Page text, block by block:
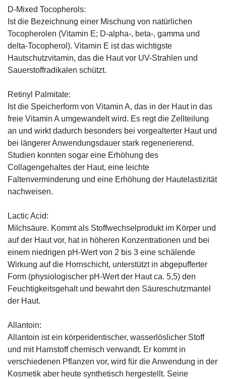
D-Mixed Tocopherols:
Ist die Bezeichnung einer Mischung von natürlichen
Tocopherolen (Vitamin E; D-alpha-, beta-, gamma und
delta-Tocopherol). Vitamin E ist das wichtigste
Hautschutzvitamin, das die Haut vor UV-Strahlen und
Sauerstoffradikalen schützt.
Retinyl Palmitate:
Ist die Speicherform von Vitamin A, das in der Haut in das
freie Vitamin A umgewandelt wird. Es regt die Zellteilung
an und wirkt dadurch besonders bei vorgealterter Haut und
bei längerer Anwendungsdauer stark regenerierend.
Studien konnten sogar eine Erhöhung des
Collagengehaltes der Haut, eine leichte
Faltenverminderung und eine Erhöhung der Hautelastizität
nachweisen.
Lactic Acid:
Milchsäure. Kommt als Stoffwechselprodukt im Körper und
auf der Haut vor, hat in höheren Konzentrationen und bei
einem niedrigen pH-Wert von 2 bis 3 eine schälende
Wirkung auf die Hornschicht, unterstützt in abgepufferter
Form (physiologischer pH-Wert der Haut ca. 5,5) den
Feuchtigkeitsgehalt und bewahrt den Säureschutzmantel
der Haut.
Allantoin:
Allantoin ist ein körperidentischer, wasserlöslicher Stoff
und mit Harnstoff chemisch verwandt. Er kommt in
verschiedenen Pflanzen vor, wird für die Anwendung in der
Kosmetik aber heute synthetisch hergestellt. Seine